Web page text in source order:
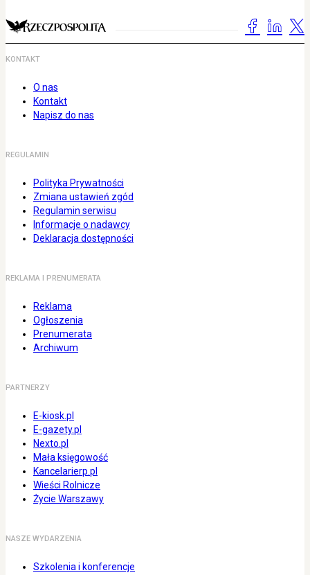
KONTAKT
O nas
Kontakt
Napisz do nas
REGULAMIN
Polityka Prywatności
Zmiana ustawień zgód
Regulamin serwisu
Informacje o nadawcy
Deklaracja dostępności
REKLAMA I PRENUMERATA
Reklama
Ogłoszenia
Prenumerata
Archiwum
PARTNERZY
E-kiosk.pl
E-gazety.pl
Nexto.pl
Mała księgowość
Kancelarierp.pl
Wieści Rolnicze
Życie Warszawy
NASZE WYDARZENIA
Szkolenia i konferencje